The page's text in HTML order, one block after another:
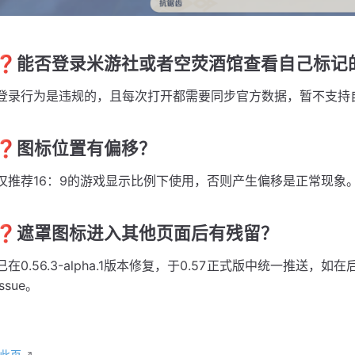
❓能否登录米游社或者空荧酒馆查看自己标记
录行为是违规的，且每次打开都需要同步官方数据，暂不支持
❓图标位置有偏移？
推荐16：9的游戏显示比例下使用，否则产生偏移是正常现象
❓遮罩图标进入其他页面后有残留？
在0.56.3-alpha.1版本修复，于0.57正式版中统一推送，如
。